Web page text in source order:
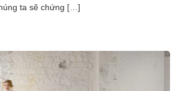
ta sẽ chứng […]